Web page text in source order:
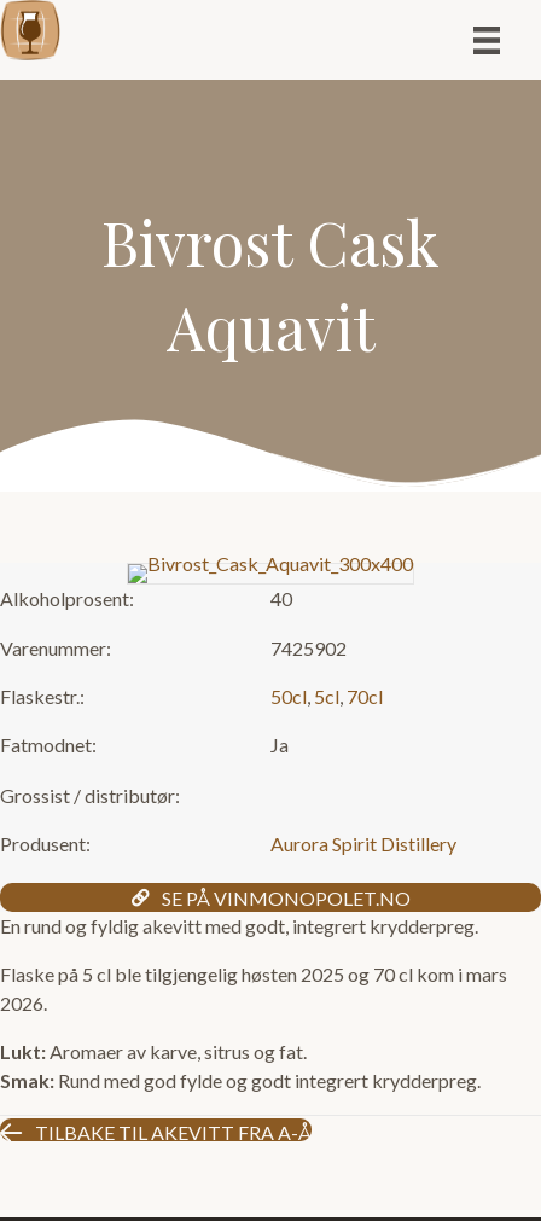
Bivrost Cask
Aquavit
Alkoholprosent: 40
Varenummer: 7425902
Flaskestr.: 50cl, 5cl, 70cl
Fatmodnet: Ja
Grossist / distributør:
Produsent: Aurora Spirit Distillery
SE PÅ VINMONOPOLET.NO
En rund og fyldig akevitt med godt, integrert krydderpreg.
Flaske på 5 cl ble tilgjengelig høsten 2025 og 70 cl kom i mars
2026.
Lukt:Aromaer av karve, sitrus og fat.
Smak: Rund med god fylde og godt integrert krydderpreg.
TILBAKE TIL AKEVITT FRA A-Å